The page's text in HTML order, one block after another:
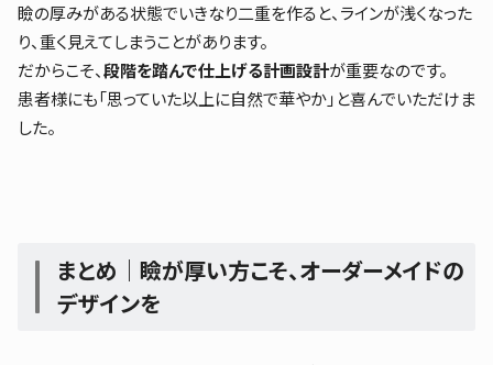
瞼の厚みがある状態でいきなり二重を作ると、ラインが浅くなった
り、重く見えてしまうことがあります。
だからこそ、段階を踏んで仕上げる計画設計が重要なのです。
患者様にも「思っていた以上に自然で華やか」と喜んでいただけま
した。
まとめ｜瞼が厚い方こそ、オーダーメイドの
デザインを